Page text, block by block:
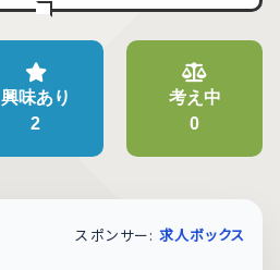
興味あり
2
考え中
0
スポンサー: 求人ボックス